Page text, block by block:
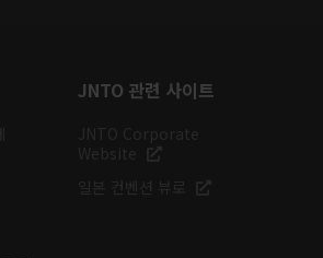
JNTO 관련 사이트